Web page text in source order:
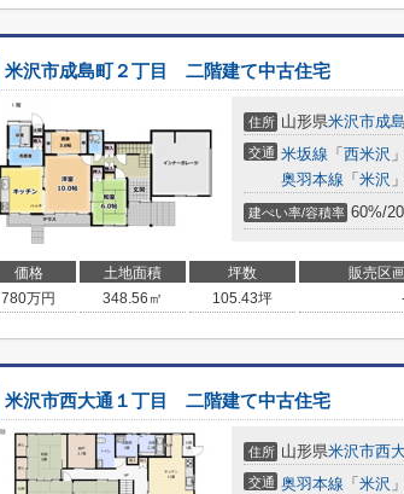
米沢市成島町２丁目 二階建て中古住宅
住所 山形県米沢市成
交通 米坂線 「 西米沢
奥羽本線 「 米沢
建ぺい率/容積率 60%/
価格 土地面積 坪数 販売区
780万円 348.56㎡ 105.43坪
米沢市西大通１丁目 二階建て中古住宅
住所 山形県米沢市西
交通 奥羽本線 「 米沢